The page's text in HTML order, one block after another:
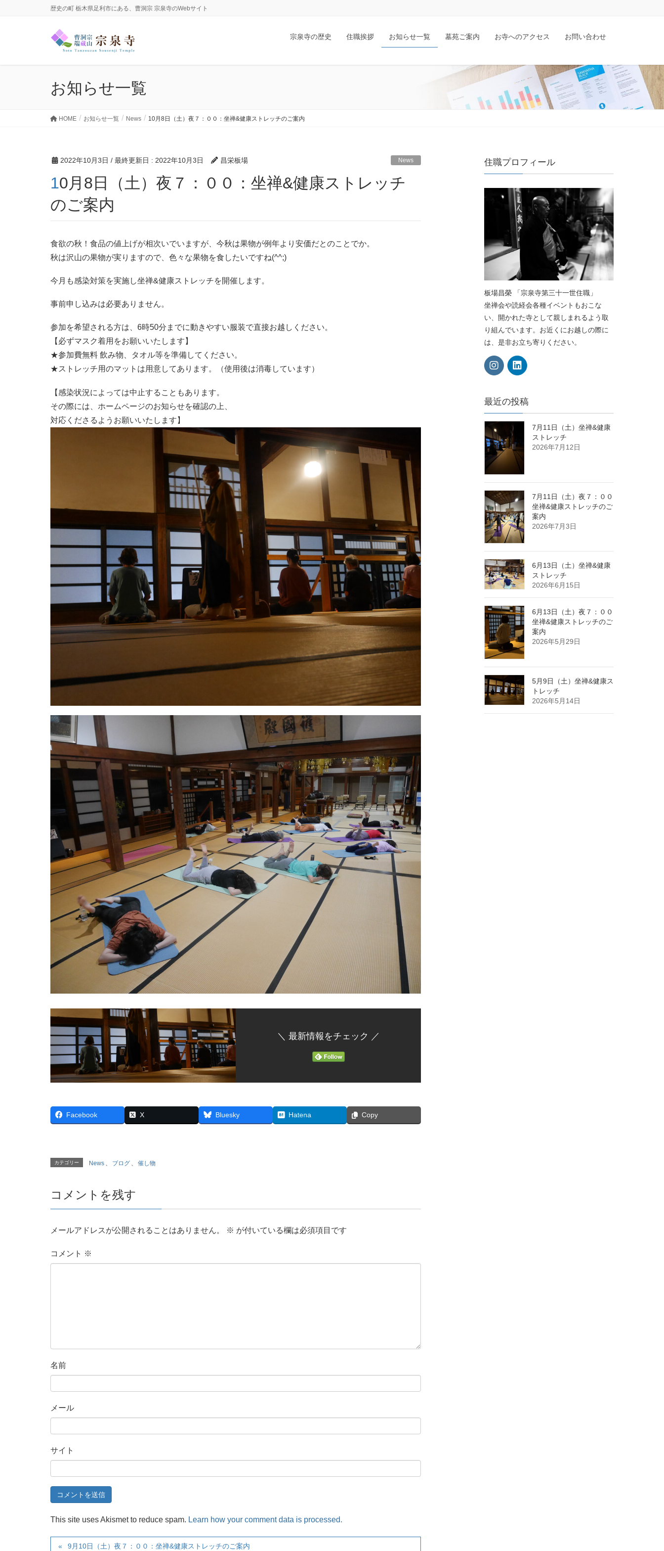
歴史の町 栃木県足利市にある、曹洞宗 宗泉寺のWebサイト
宗泉寺の歴史 住職挨拶 お知らせ一覧 墓苑ご案内 お寺へのアクセス お問い合わせ
お知らせ一覧
HOME お知らせ一覧 News 10月8日（土）夜７：００：坐禅&健康ストレッチのご案内
2022年10月3日 / 最終更新日 : 2022年10月3日 昌栄板場 News
10月8日（土）夜７：００：坐禅&健康ストレッチ
のご案内
食欲の秋！食品の値上げが相次いでいますが、今秋は果物が例年より安価だとのことでか。
秋は沢山の果物が実りますので、色々な果物を食したいですね(^^;)
今月も感染対策を実施し坐禅&健康ストレッチを開催します。
事前申し込みは必要ありません。
参加を希望される方は、6時50分までに動きやすい服装で直接お越しください。
【必ずマスク着用をお願いいたします】
★参加費無料 飲み物、タオル等を準備してください。
★ストレッチ用のマットは用意してあります。（使用後は消毒しています）
【感染状況によっては中止することもあります。
その際には、ホームページのお知らせを確認の上、
対応くださるようお願いいたします】
＼ 最新情報をチェック ／
Facebook X Bluesky Hatena Copy
カテゴリー News ブログ 催し物
コメントを残す
メールアドレスが公開されることはありません。 ※ が付いている欄は必須項目です
コメント ※
名前
メール
サイト
This site uses Akismet to reduce spam. Learn how your comment data is processed.
9月10日（土）夜７：００：坐禅&健康ストレッチのご案内
住職プロフィール
板場昌榮 「宗泉寺第三十一世住職」
坐禅会や読経会各種イベントもおこな
い、開かれた寺として親しまれるよう取
り組んでいます。お近くにお越しの際に
は、是非お立ち寄りください。
最近の投稿
7月11日（土）坐禅&健康
ストレッチ
2026年7月12日
7月11日（土）夜７：００
坐禅&健康ストレッチのご
案内
2026年7月3日
6月13日（土）坐禅&健康
ストレッチ
2026年6月15日
6月13日（土）夜７：００
坐禅&健康ストレッチのご
案内
2026年5月29日
5月9日（土）坐禅&健康ス
トレッチ
2026年5月14日